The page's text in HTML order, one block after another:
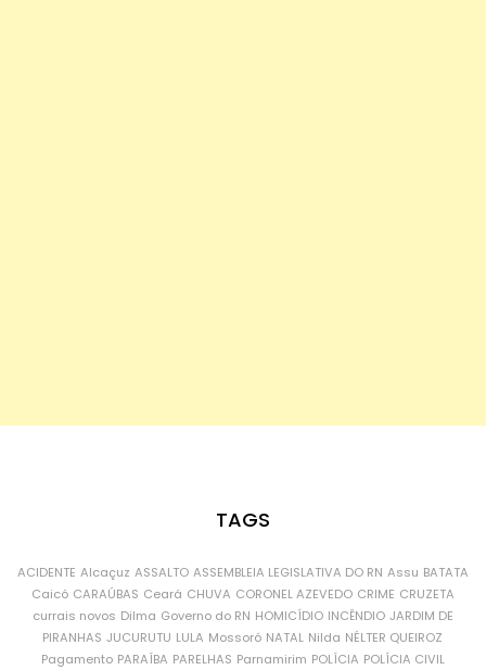
TAGS
ACIDENTE Alcaçuz ASSALTO ASSEMBLEIA LEGISLATIVA DO RN Assu BATATA
Caicó CARAÚBAS Ceará CHUVA CORONEL AZEVEDO CRIME CRUZETA
currais novos Dilma Governo do RN HOMICÍDIO INCÊNDIO JARDIM DE
PIRANHAS JUCURUTU LULA Mossoró NATAL Nilda NÉLTER QUEIROZ
Pagamento PARAÍBA PARELHAS Parnamirim POLÍCIA POLÍCIA CIVIL